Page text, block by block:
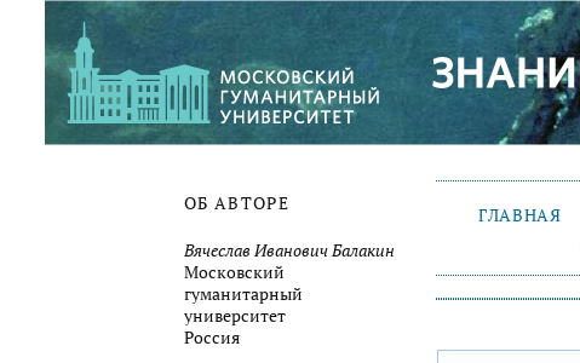
ОБ АВТОРЕ
Вячеслав Иванович Балакин
Московский
гуманитарный
университет
Россия
ГЛАВНАЯ